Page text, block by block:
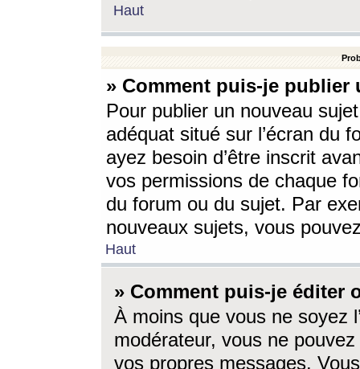
Haut
» Comment puis-je
Pour publier un nouveau
adéquat situé sur l’écran du
ayez besoin d’être inscrit
vos permissions de chaque
du forum ou du sujet. Par
nouveaux sujets, vous
Haut
» Comment puis-je éditer
À moins que vous ne soyez
modérateur, vous ne
vos propres messages.